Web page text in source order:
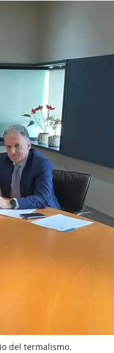
del termalismo.